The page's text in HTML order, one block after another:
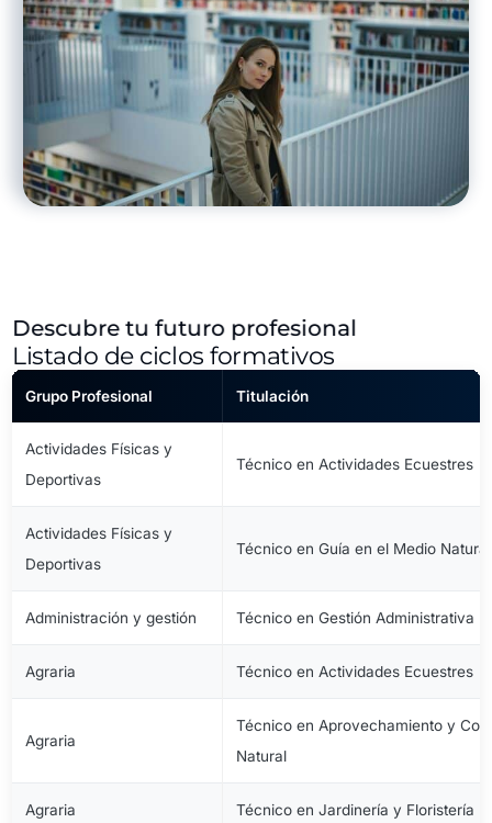
Descubre tu futuro profesional
Listado de ciclos formativos
Grupo Profesional Titulación
Actividades Físicas y
Deportivas
Técnico en Actividades Ecuestres
Actividades Físicas y
Deportivas
Técnico en Guía en el Medio
Administración y gestión Técnico en Gestión Administrativa
Agraria Técnico en Actividades Ecuestres
Agraria
Técnico en Aprovechamiento y
Natural
Agraria Técnico en Jardinería y Floristería